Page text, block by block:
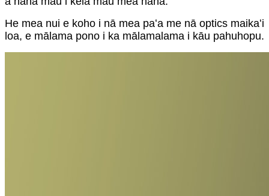
He mea nui e koho i nā mea paʻa me nā optics maikaʻi
loa, e mālama pono i ka mālamalama i kāu pahuhopu.